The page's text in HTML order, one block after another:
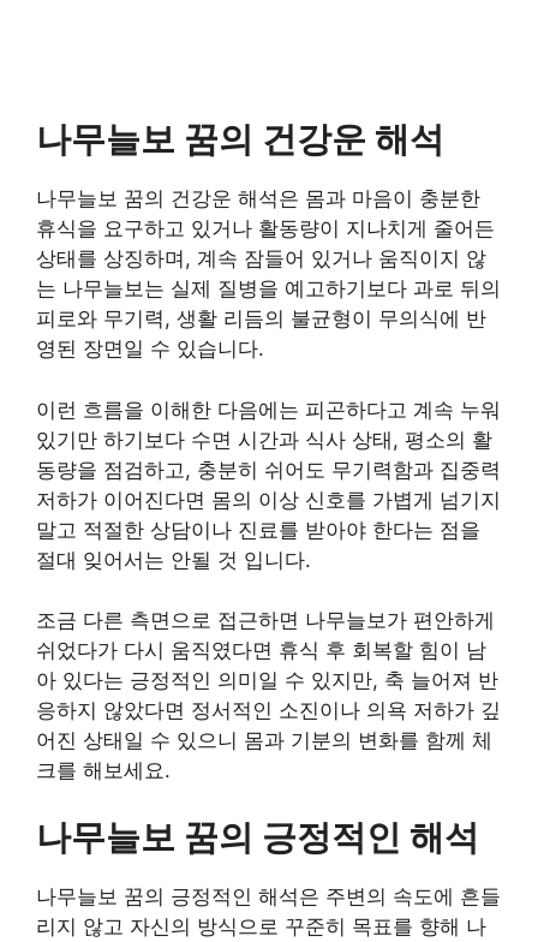
나무늘보 꿈의 건강운 해석
나무늘보 꿈의 건강운 해석은 몸과 마음이 충분한
휴식을 요구하고 있거나 활동량이 지나치게 줄어든
상태를 상징하며, 계속 잠들어 있거나 움직이지 않
는 나무늘보는 실제 질병을 예고하기보다 과로 뒤의
피로와 무기력, 생활 리듬의 불균형이 무의식에 반
영된 장면일 수 있습니다.
이런 흐름을 이해한 다음에는 피곤하다고 계속 누워
있기만 하기보다 수면 시간과 식사 상태, 평소의 활
동량을 점검하고, 충분히 쉬어도 무기력함과 집중력
저하가 이어진다면 몸의 이상 신호를 가볍게 넘기지
말고 적절한 상담이나 진료를 받아야 한다는 점을
절대 잊어서는 안될 것 입니다.
조금 다른 측면으로 접근하면 나무늘보가 편안하게
쉬었다가 다시 움직였다면 휴식 후 회복할 힘이 남
아 있다는 긍정적인 의미일 수 있지만, 축 늘어져 반
응하지 않았다면 정서적인 소진이나 의욕 저하가 깊
어진 상태일 수 있으니 몸과 기분의 변화를 함께 체
크를 해보세요.
나무늘보 꿈의 긍정적인 해석
나무늘보 꿈의 긍정적인 해석은 주변의 속도에 흔들
리지 않고 자신의 방식으로 꾸준히 목표를 향해 나